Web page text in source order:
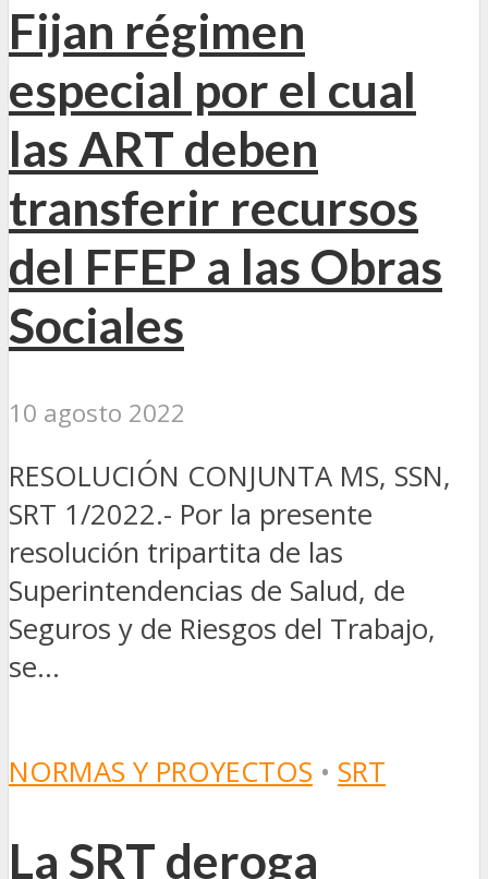
Fijan régimen
especial por el cual
las ART deben
transferir recursos
del FFEP a las Obras
Sociales
10 agosto 2022
RESOLUCIÓN CONJUNTA MS, SSN,
SRT 1/2022.- Por la presente
resolución tripartita de las
Superintendencias de Salud, de
Seguros y de Riesgos del Trabajo,
se...
NORMAS Y PROYECTOS • SRT
La SRT deroga